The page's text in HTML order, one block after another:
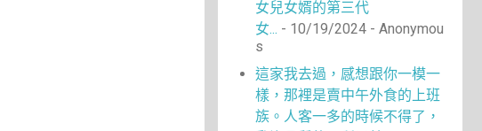
女兒女婿的第三代
女... - 10/19/2024 - Anonymou
s
這家我去過，感想跟你一模一
樣，那裡是賣中午外食的上班
族。人客一多的時候不得了，